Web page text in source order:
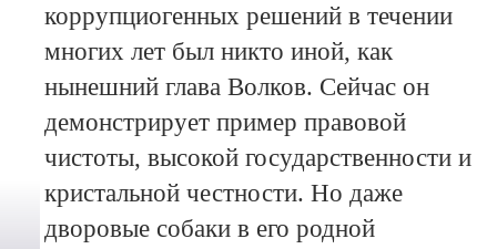
коррупциогенных решений в течении
многих лет был никто иной, как
нынешний глава Волков. Сейчас он
демонстрирует пример правовой
чистоты, высокой государственности и
кристальной честности. Но даже
дворовые собаки в его родной